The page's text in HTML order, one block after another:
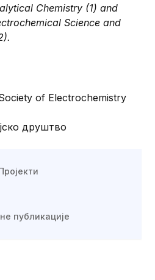
публикације
Chemistry (1) and
Science and
of Electrochemistry
друштво